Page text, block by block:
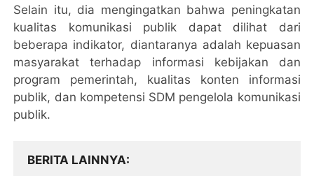
Selain itu, dia mengingatkan bahwa peningkatan
kualitas komunikasi publik dapat dilihat dari
beberapa indikator, diantaranya adalah kepuasan
masyarakat terhadap informasi kebijakan dan
program pemerintah, kualitas konten informasi
publik, dan kompetensi SDM pengelola komunikasi
publik.
BERITA LAINNYA